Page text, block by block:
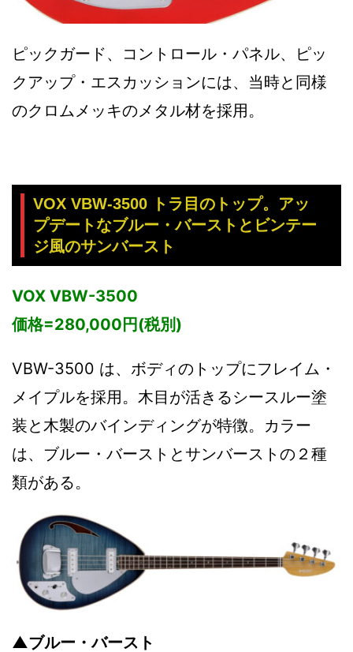
ピックガード、コントロール・パネル、ピッ
クアップ・エスカッションには、当時と同様
のクロムメッキのメタル材を採用。
VOX VBW-3500 トラ目のトップ。アッ
プデートなブルー・バーストとビンテー
ジ風のサンバースト
VOX VBW-3500
価格=280,000円(税別)
VBW-3500 は、ボディのトップにフレイム・
メイプルを採用。木目が活きるシースルー塗
装と木製のバインディングが特徴。カラー
は、ブルー・バーストとサンバーストの２種
類がある。
▲ブルー・バースト